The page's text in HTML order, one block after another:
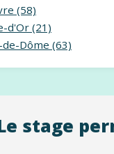
(58)
d'Or (21)
de-Dôme (63)
stage